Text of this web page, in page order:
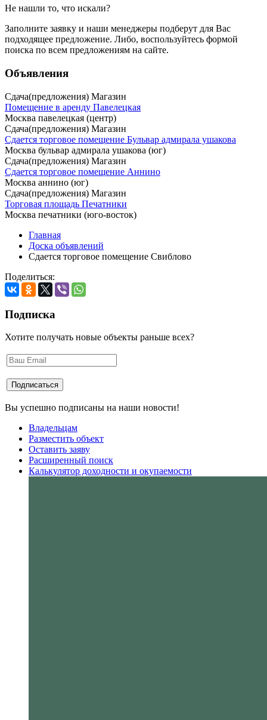
Не нашли то, что искали?
Заполните заявку и наши менеджеры подберут для Вас
подходящее предложение. Либо, воспользуйтесь формой
поиска по всем предложениям на сайте.
Объявления
Сдача(предложения) Магазин
Помещение в аренду Павелецкая
Москва павелецкая (центр)
Сдача(предложения) Магазин
Сдается торговое помещение Бульвар адмирала ушакова
Москва бульвар адмирала ушакова (юг)
Сдача(предложения) Магазин
Сдается торговое помещение Аннино
Москва аннино (юг)
Сдача(предложения) Магазин
Торговая площадь Печатники
Москва печатники (юго-восток)
Главная
Доска объявлений
Сдается торговое помещение Свиблово
Поделиться:
Подписка
Хотите получать новые объекты раньше всех?
Вы успешно подписаны на наши новости!
Владельцам
Разместить объект
Оставить заяву
Расширенный поиск
Калькулятор доходности и окупаемости